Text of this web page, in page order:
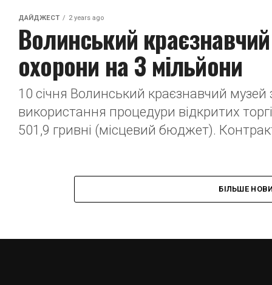
ДАЙДЖЕСТ 2 years ago
Волинський
охорони на 3 мільйони
10 січня Волинський краєзнавчий
використання процедури відкритих
501,9 гривні (місцевий бюджет).
БІЛЬШЕ